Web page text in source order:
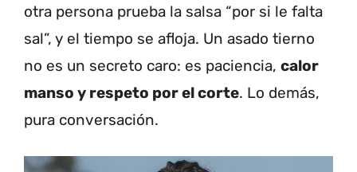
otra persona prueba la salsa “por si le falta
sal”, y el tiempo se afloja. Un asado tierno
no es un secreto caro: es paciencia, calor
manso y respeto por el corte. Lo demás,
pura conversación.